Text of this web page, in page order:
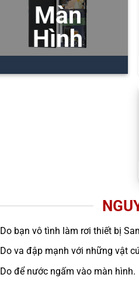
Màn
Hình
Do bạn vô tình làm rơi thiết bị
Do va đập mạnh với những vật
Do để nước ngấm vào màn hình.